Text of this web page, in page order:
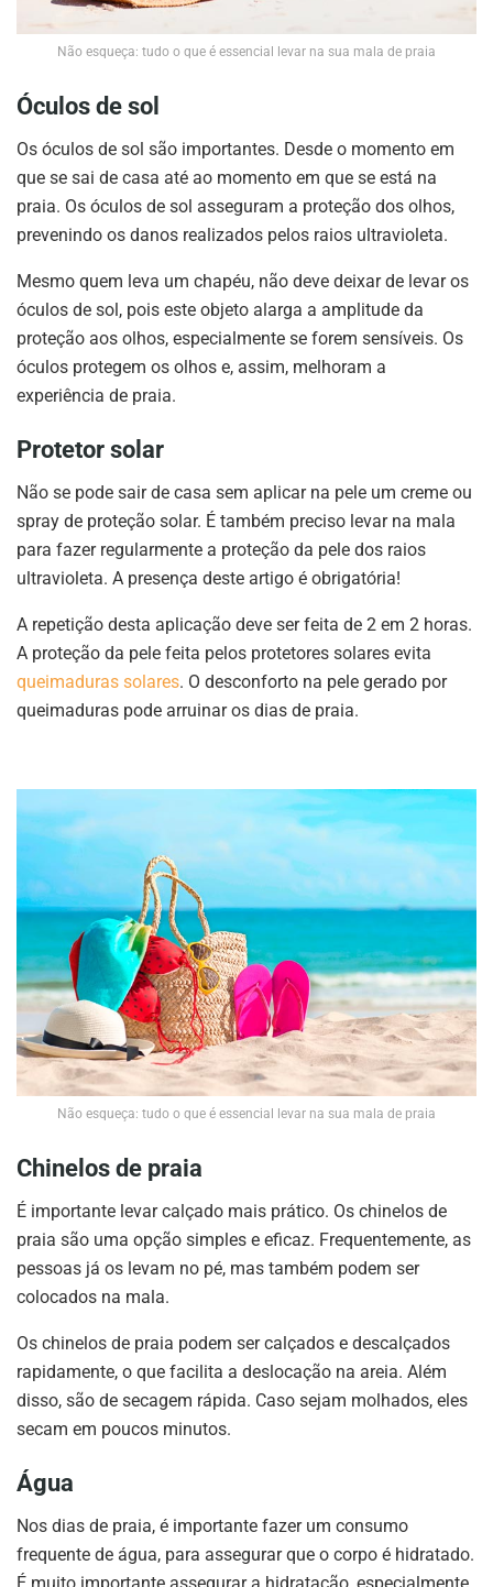
Não esqueça: tudo o que é essencial levar na sua mala de praia
Óculos de sol
Os óculos de sol são importantes. Desde o momento em
que se sai de casa até ao momento em que se está na
praia. Os óculos de sol asseguram a proteção dos olhos,
prevenindo os danos realizados pelos raios ultravioleta.
Mesmo quem leva um chapéu, não deve deixar de levar os
óculos de sol, pois este objeto alarga a amplitude da
proteção aos olhos, especialmente se forem sensíveis. Os
óculos protegem os olhos e, assim, melhoram a
experiência de praia.
Protetor solar
Não se pode sair de casa sem aplicar na pele um creme ou
spray de proteção solar. É também preciso levar na mala
para fazer regularmente a proteção da pele dos raios
ultravioleta. A presença deste artigo é obrigatória!
A repetição desta aplicação deve ser feita de 2 em 2 horas.
A proteção da pele feita pelos protetores solares evita
queimaduras solares. O desconforto na pele gerado por
queimaduras pode arruinar os dias de praia.
Não esqueça: tudo o que é essencial levar na sua mala de praia
Chinelos de praia
É importante levar calçado mais prático. Os chinelos de
praia são uma opção simples e eficaz. Frequentemente, as
pessoas já os levam no pé, mas também podem ser
colocados na mala.
Os chinelos de praia podem ser calçados e descalçados
rapidamente, o que facilita a deslocação na areia. Além
disso, são de secagem rápida. Caso sejam molhados, eles
secam em poucos minutos.
Água
Nos dias de praia, é importante fazer um consumo
frequente de água, para assegurar que o corpo é hidratado.